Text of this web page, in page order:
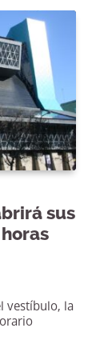
sus
vestíbulo, la